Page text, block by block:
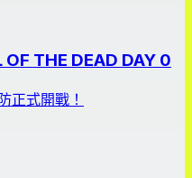
THE DEAD DAY 0
正式開戰！